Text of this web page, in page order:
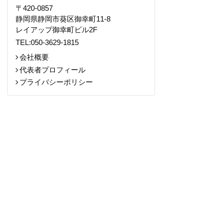
〒420-0857
静岡県静岡市葵区御幸町11-8
レイアップ御幸町ビル2F
TEL:050-3629-1815
会社概要
代表者プロフィール
プライバシーポリシー